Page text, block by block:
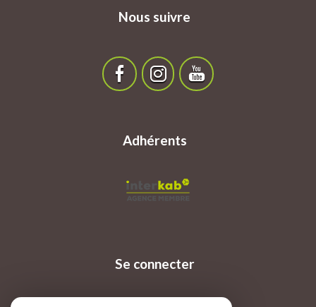
Nous suivre
Adhérents
Se connecter